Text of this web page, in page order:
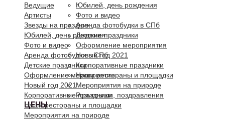
Юбилей, день рождения
Фото и видео
Аренда фотобудки в СПб
Детские праздники
Оформление мероприятия
Новый год 2021
Корпоративные праздники
Наши рестораны и площадки
Мероприятия на природе
Розыгрыши, поздравления
ЦЕНЫ
Ведущие
Артисты
Звезды на праздник
Юбилей, день рождения
Фото и видео
Аренда фотобудки в СПб
Детские праздники
Оформление мероприятия
Новый год 2021
Корпоративные праздники
Наши рестораны и площадки
Мероприятия на природе